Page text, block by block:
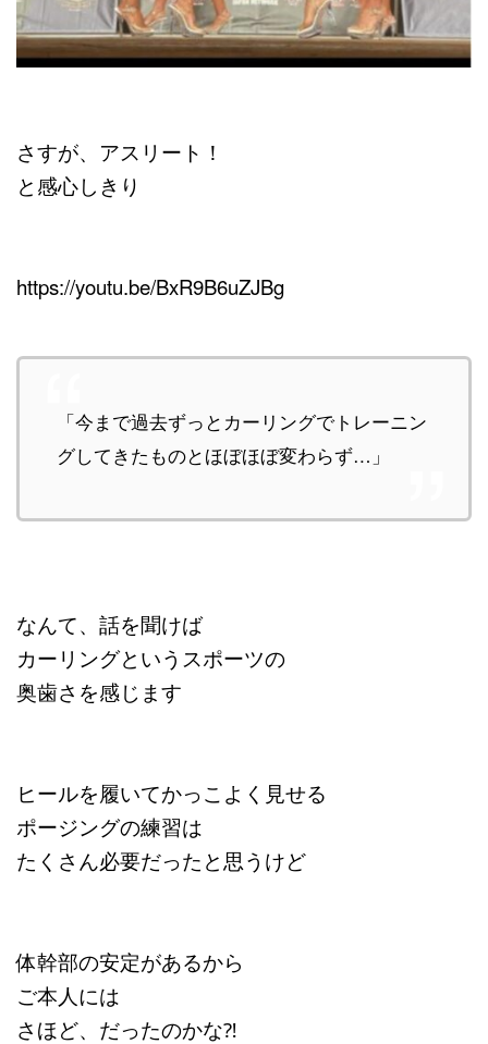
さすが、アスリート！
と感心しきり
https://youtu.be/BxR9B6uZJBg
「今まで過去ずっとカーリングでトレーニン
グしてきたものとほぼほぼ変わらず…」
なんて、話を聞けば
カーリングというスポーツの
奥歯さを感じます
ヒールを履いてかっこよく見せる
ポージングの練習は
たくさん必要だったと思うけど
体幹部の安定があるから
ご本人には
さほど、だったのかな⁈